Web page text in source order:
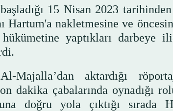
başladığı 15 Nisan 2023
Hartum'a nakletmesine ve
yaptıkları
Majalla’dan aktardığı
dakika çabalarında oynadığı
doğru yola çıktığı sırada